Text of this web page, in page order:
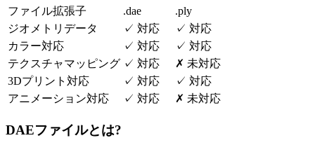
ファイル拡張子
.dae
.ply
ジオメトリデータ
✓ 対応 ✓ 対応
カラー対応
✓ 対応 ✓ 対応
テクスチャマッピング ✓ 対応 ✗ 未対応
3Dプリント対応
✓ 対応 ✓ 対応
アニメーション対応
✓ 対応 ✗ 未対応
DAEファイルとは?